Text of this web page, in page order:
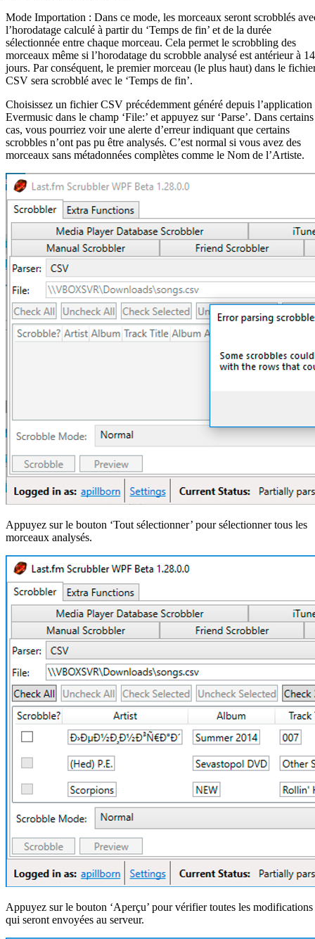
Mode Importation : Dans ce mode, les morceaux seront scrobblés
l’horodatage calculé à partir du ‘Temps de fin’ et de la durée
sélectionnée entre chaque morceau. Cela permet le scrobbling des
morceaux même si l’horodatage du scrobble analysé est antérieur à 14
jours. Par conséquent, le premier morceau (le plus haut) dans le
CSV sera scrobblé avec le ‘Temps de fin’.
Choisissez un fichier CSV précédemment généré depuis l’application
Evermusic dans le champ ‘File:’ et appuyez sur ‘Parse’. Dans certains
cas, vous pourriez voir une alerte d’erreur indiquant que certains
scrobbles n’ont pas pu être analysés. C’est normal si vous avez des
morceaux sans métadonnées complètes comme le Nom de l’Artiste.
Appuyez sur le bouton ‘Tout sélectionner’ pour sélectionner tous les
morceaux analysés.
Appuyez sur le bouton ‘Aperçu’ pour vérifier toutes les modifications
qui seront envoyées au serveur.